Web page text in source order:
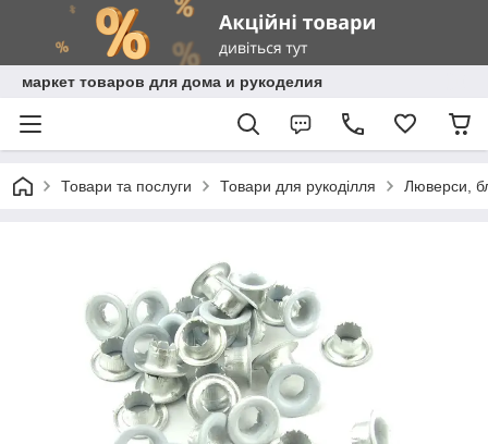
маркет товаров для дома и рукоделия
Товари та послуги Товари для рукоділля Люверси,